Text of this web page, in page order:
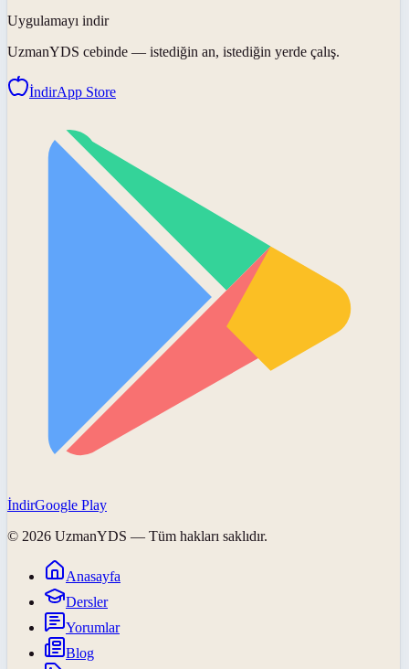
Uygulamayı indir
UzmanYDS cebinde — istediğin an, istediğin yerde çalış.
İndirApp Store
İndirGoogle Play
© 2026 UzmanYDS — Tüm hakları saklıdır.
Anasayfa
Dersler
Yorumlar
Blog